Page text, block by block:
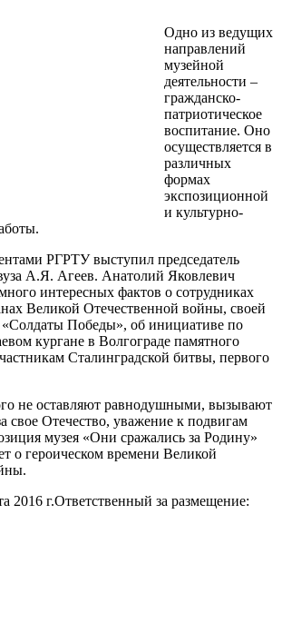
Одно из ведущих
направлений
музейной
деятельности –
гражданско-
патриотическое
воспитание. Оно
осуществляется в
различных
формах
экспозиционной
и культурно-
РГРТУ выступил председатель
А.Я. Агеев. Анатолий Яковлевич
интересных фактов о сотрудниках
Великой Отечественной войны, своей
«Солдаты Победы», об инициативе по
кургане в Волгограде памятного
Сталинградской битвы, первого
не оставляют равнодушными, вызывают
свое Отечество, уважение к подвигам
музея «Они сражались за Родину»
о героическом времени Великой
2016 г.Ответственный за размещение: